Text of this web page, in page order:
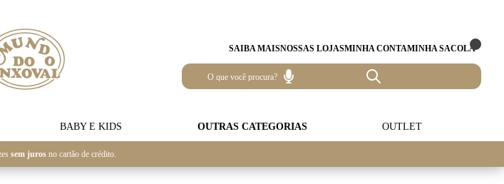
SAIBA MAISNOSSAS LOJASMINHA CONTAMINHA SACOLA
BABY E KIDS OUTRAS CATEGORIAS OUTLET
sem juros no cartão de crédito.